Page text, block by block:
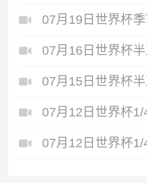
07月19日世界杯
07月15日世界杯